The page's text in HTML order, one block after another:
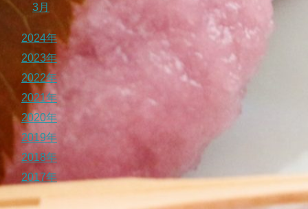
3月
2024年
2023年
2022年
2021年
2020年
2019年
2018年
2017年